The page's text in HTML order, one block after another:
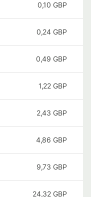
0,10 GBP
0,24 GBP
0,49 GBP
1,22 GBP
2,43 GBP
4,86 GBP
9,73 GBP
24,32 GBP